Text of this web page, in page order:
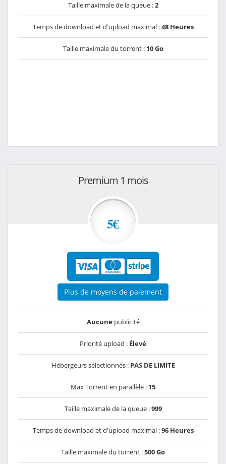
Taille maximale de la queue :2
Temps de download et d'upload maximal :48 Heures
Taille maximale du torrent : 10 Go
Premium 1 mois
5€
Plus de moyens de paiement
Aucunepublicité
Priorité upload : Élevé
Hébergeurs sélectionnés : PAS DE LIMITE
Max Torrent en parallèle : 15
Taille maximale de la queue :999
Temps de download et d'upload maximal :96 Heures
Taille maximale du torrent :500 Go